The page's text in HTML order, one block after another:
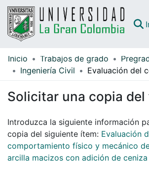
Comunidades
Inicio Trabajos de grado
Ingeniería Civil
Solicitar una copia
Introduzca la siguiente información
copia del siguiente ítem: Evaluación
comportamiento físico y mecánico
arcilla macizos con adición de